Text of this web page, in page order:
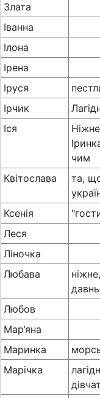
Злата
Іванна
Ілона
Ірена
Іруся
Ірчик
Іся
чим
Квітослава
та,
Ксенія
Леся
Ліночка
Любава
Любов
Мар’яна
Маринка
Марічка
дівчат